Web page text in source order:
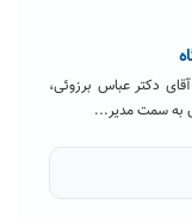
دکتر عباس برزوئی،
به سمت مدیر...